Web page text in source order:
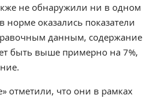
не обнаружили ни в одном
норме оказались показатели
данным, содержание
быть выше примерно на 7%,
отметили, что они в рамках